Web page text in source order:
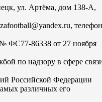
ул. Артёма, дом 138-А,
телефон
ФС77-86338 от 27 ноября
по надзору в сфере
Российской Федерации
различных его